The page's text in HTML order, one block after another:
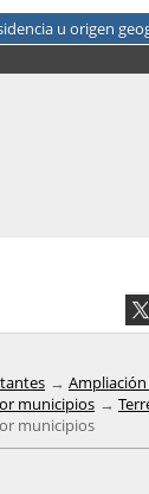
u origen
municipios
municipios